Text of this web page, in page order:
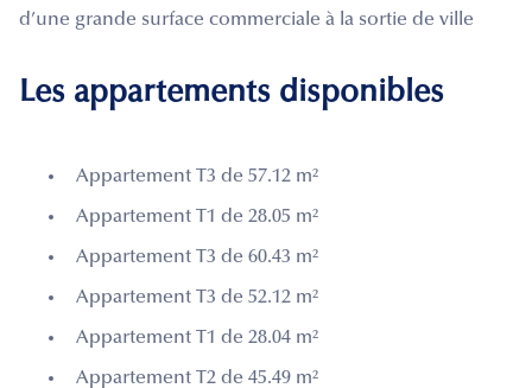
d’une grande surface commerciale à la sortie de ville
Les appartements disponibles
Appartement T3 de 57.12 m²
Appartement T1 de 28.05 m²
Appartement T3 de 60.43 m²
Appartement T3 de 52.12 m²
Appartement T1 de 28.04 m²
Appartement T2 de 45.49 m²